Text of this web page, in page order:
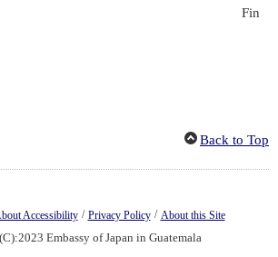
Fin
Back to Top
Accessibility / Privacy Policy / About this Site
Embassy of Japan in Guatemala